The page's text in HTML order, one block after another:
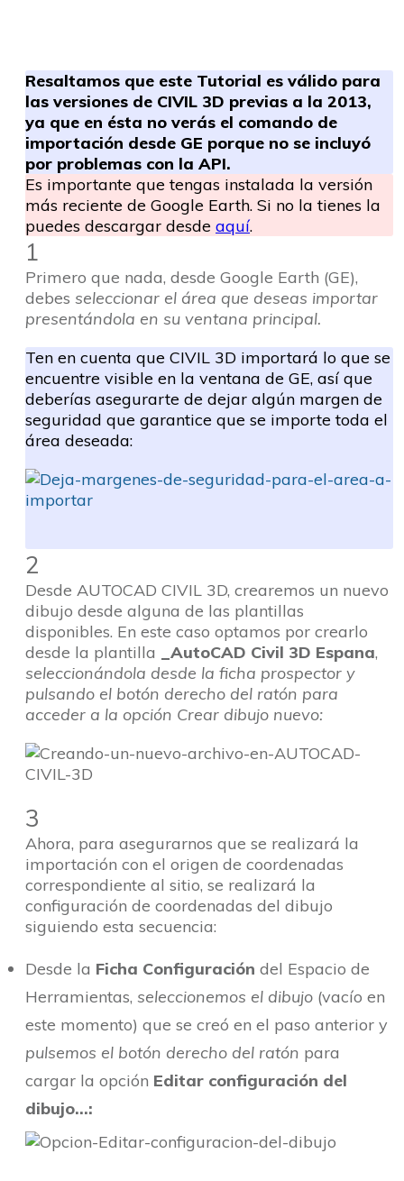
Resaltamos que este Tutorial es válido para
las versiones de CIVIL 3D previas a la 2013,
ya que en ésta no verás el comando de
importación desde GE porque no se incluyó
por problemas con la API.
Es importante que tengas instalada la versión
más reciente de Google Earth. Si no la tienes la
puedes descargar desde aquí.
1
Primero que nada, desde Google Earth (GE),
debes seleccionar el área que deseas importar
presentándola en su ventana principal.
Ten en cuenta que CIVIL 3D importará lo que se
encuentre visible en la ventana de GE, así que
deberías asegurarte de dejar algún margen de
seguridad que garantice que se importe toda el
área deseada:
2
Desde AUTOCAD CIVIL 3D, crearemos un nuevo
dibujo desde alguna de las plantillas
disponibles. En este caso optamos por crearlo
desde la plantilla
_AutoCAD Civil 3D Espana,
seleccionándola desde la ficha prospector y
pulsando el botón derecho del ratón para
acceder a la opción Crear dibujo nuevo:
3
Ahora, para asegurarnos que se realizará la
importación con el origen de coordenadas
correspondiente al sitio, se realizará la
configuración de coordenadas del dibujo
siguiendo esta secuencia:
Desde la Ficha Configuración del Espacio de
Herramientas, seleccionemos el dibujo (vacío en
este momento) que se creó en el paso anterior y
pulsemos el botón derecho del ratón para
cargar la opción Editar configuración del
dibujo…: